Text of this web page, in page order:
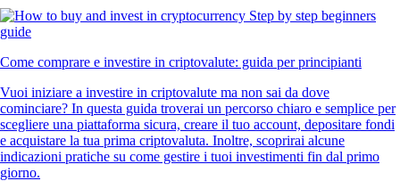
Come comprare e investire in criptovalute: guida per principianti
Vuoi iniziare a investire in criptovalute ma non sai da dove
cominciare? In questa guida troverai un percorso chiaro e semplice per
scegliere una piattaforma sicura, creare il tuo account, depositare fondi
e acquistare la tua prima criptovaluta. Inoltre, scoprirai alcune
indicazioni pratiche su come gestire i tuoi investimenti fin dal primo
giorno.